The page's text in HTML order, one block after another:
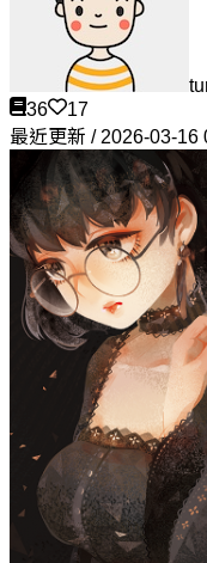
36
17
最近更新 / 2026-03-16